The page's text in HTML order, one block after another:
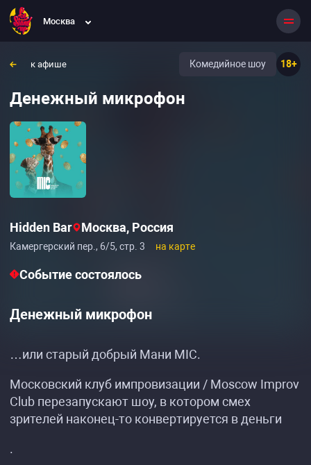
Москва
к афише 18+
Комедийное шоу
Денежный микрофон
Hidden Bar Москва, Россия
Камергерский пер., 6/5, стр. 3 на карте
Событие состоялось
Денежный микрофон
…или старый добрый Мани MIC.
Московский клуб импровизации / Moscow Improv
Club перезапускают шоу, в котором смех
зрителей наконец-то конвертируется в деньги
.